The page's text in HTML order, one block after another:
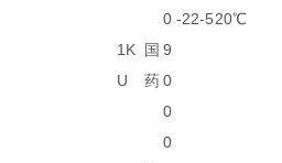
0 -22-520℃
1K
U
国
药
9
0
0
0